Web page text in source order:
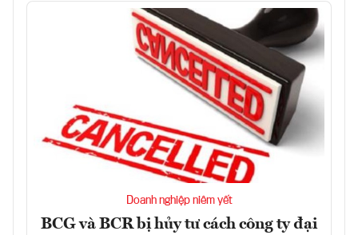
Doanh nghiệp niêm yết
BCG và BCR bị hủy tư cách công ty đại